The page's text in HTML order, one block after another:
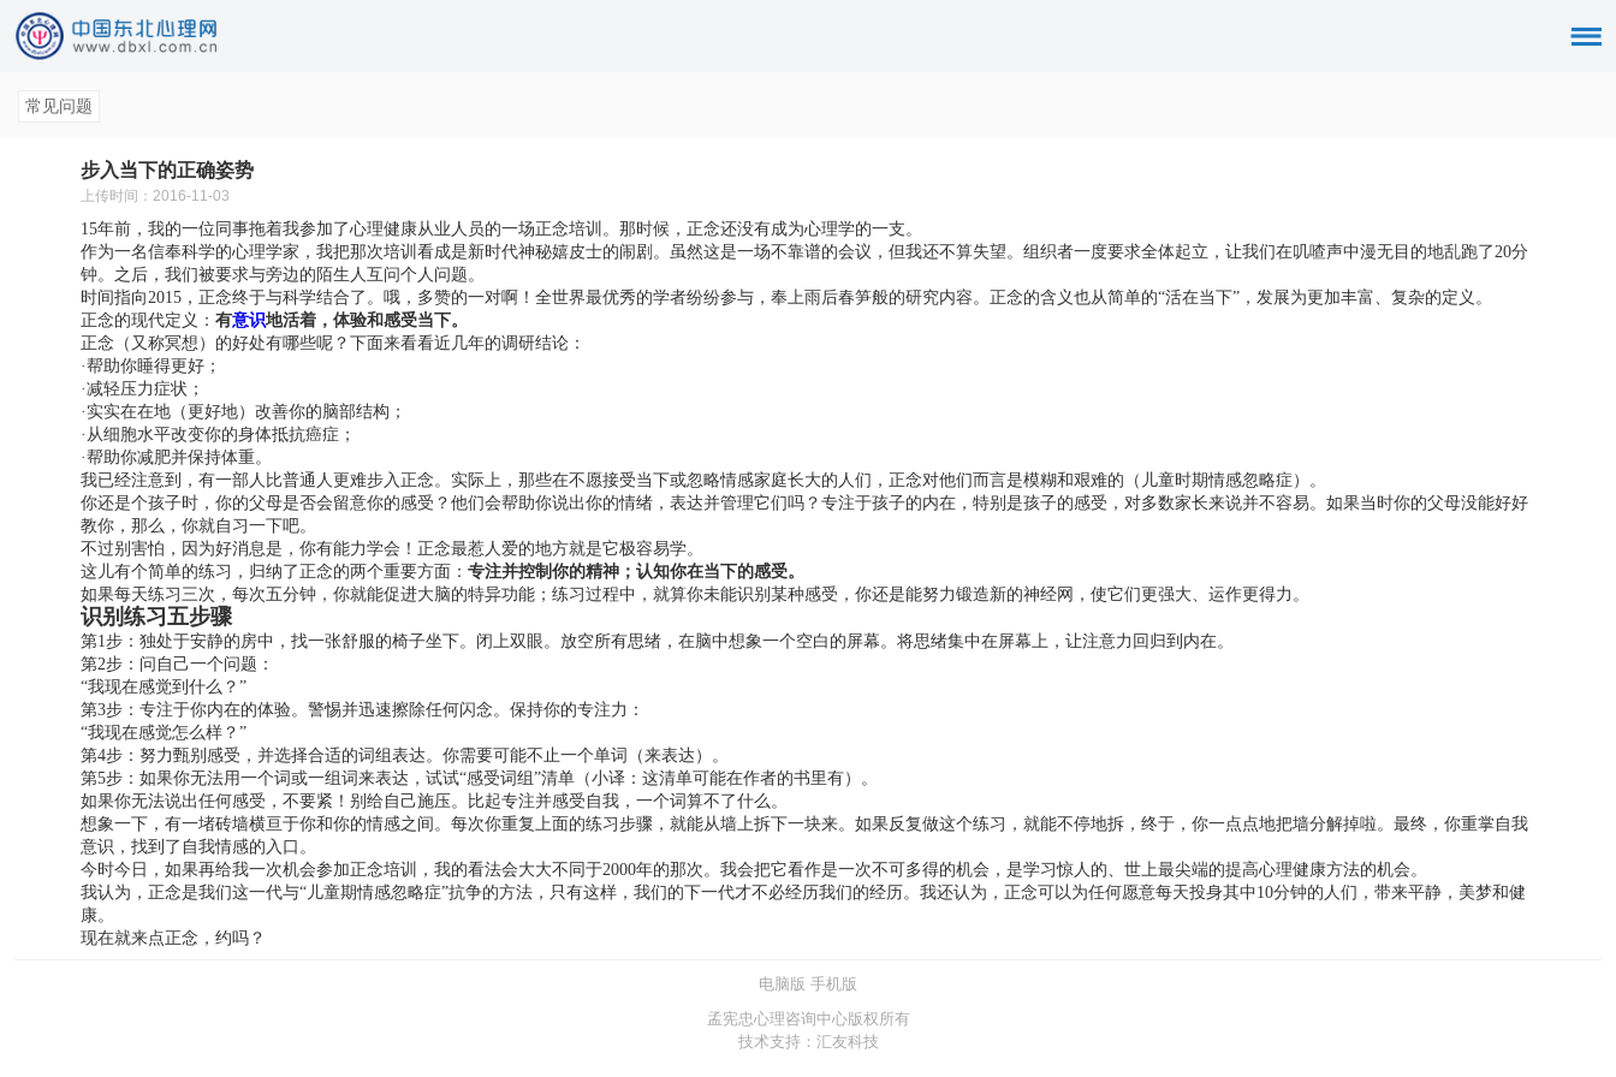
常见问题
步入当下的正确姿势
上传时间：2016-11-03
15年前，我的一位同事拖着我参加了心理健康从业人员的一场正念培训。那时候，正念还没有成为心理学的一支。
作为一名信奉科学的心理学家，我把那次培训看成是新时代神秘嬉皮士的闹剧。虽然这是一场不靠谱的会议，但我还不算失望。组织者一度要求全体起立，让我们在叽喳声中漫无目的地乱跑了20分
钟。之后，我们被要求与旁边的陌生人互问个人问题。
时间指向2015，正念终于与科学结合了。哦，多赞的一对啊！全世界最优秀的学者纷纷参与，奉上雨后春笋般的研究内容。正念的含义也从简单的“活在当下”，发展为更加丰富、复杂的定义。
正念的现代定义：有意识地活着，体验和感受当下。
正念（又称冥想）的好处有哪些呢？下面来看看近几年的调研结论：
·帮助你睡得更好；
·减轻压力症状；
·实实在在地（更好地）改善你的脑部结构；
·从细胞水平改变你的身体抵抗癌症；
·帮助你减肥并保持体重。
我已经注意到，有一部人比普通人更难步入正念。实际上，那些在不愿接受当下或忽略情感家庭长大的人们，正念对他们而言是模糊和艰难的（儿童时期情感忽略症）。
你还是个孩子时，你的父母是否会留意你的感受？他们会帮助你说出你的情绪，表达并管理它们吗？专注于孩子的内在，特别是孩子的感受，对多数家长来说并不容易。如果当时你的父母没能好好
教你，那么，你就自习一下吧。
不过别害怕，因为好消息是，你有能力学会！正念最惹人爱的地方就是它极容易学。
这儿有个简单的练习，归纳了正念的两个重要方面：专注并控制你的精神；认知你在当下的感受。
如果每天练习三次，每次五分钟，你就能促进大脑的特异功能；练习过程中，就算你未能识别某种感受，你还是能努力锻造新的神经网，使它们更强大、运作更得力。
识别练习五步骤
第1步：独处于安静的房中，找一张舒服的椅子坐下。闭上双眼。放空所有思绪，在脑中想象一个空白的屏幕。将思绪集中在屏幕上，让注意力回归到内在。
第2步：问自己一个问题：
“我现在感觉到什么？”
第3步：专注于你内在的体验。警惕并迅速擦除任何闪念。保持你的专注力：
“我现在感觉怎么样？”
第4步：努力甄别感受，并选择合适的词组表达。你需要可能不止一个单词（来表达）。
第5步：如果你无法用一个词或一组词来表达，试试“感受词组”清单（小译：这清单可能在作者的书里有）。
如果你无法说出任何感受，不要紧！别给自己施压。比起专注并感受自我，一个词算不了什么。
想象一下，有一堵砖墙横亘于你和你的情感之间。每次你重复上面的练习步骤，就能从墙上拆下一块来。如果反复做这个练习，就能不停地拆，终于，你一点点地把墙分解掉啦。最终，你重掌自我
意识，找到了自我情感的入口。
今时今日，如果再给我一次机会参加正念培训，我的看法会大大不同于2000年的那次。我会把它看作是一次不可多得的机会，是学习惊人的、世上最尖端的提高心理健康方法的机会。
我认为，正念是我们这一代与“儿童期情感忽略症”抗争的方法，只有这样，我们的下一代才不必经历我们的经历。我还认为，正念可以为任何愿意每天投身其中10分钟的人们，带来平静，美梦和健
康。
现在就来点正念，约吗？
电脑版 手机版
孟宪忠心理咨询中心版权所有
技术支持：汇友科技